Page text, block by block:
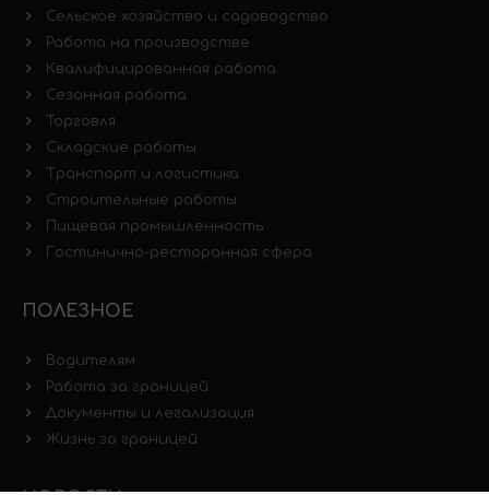
Сельское хозяйство и садоводство
Работа на производстве
Квалифицированная работа
Сезонная работа
Торговля
Складские работы
Транспорт и логистика
Строительные работы
Пищевая промышленность
Гостинично-ресторанная сфера
ПОЛЕЗНОЕ
Водителям
Работа за границей
Документы и легализация
Жизнь за границей